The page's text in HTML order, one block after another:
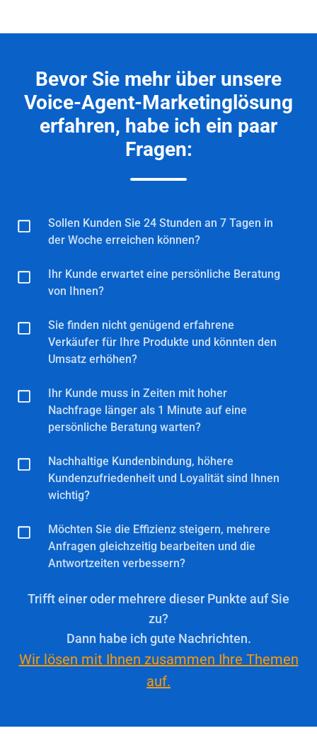
Bevor Sie mehr über unsere
Voice-Agent-Marketinglösung
erfahren, habe ich ein paar
Fragen:
Sollen Kunden Sie 24 Stunden an 7 Tagen in
der Woche erreichen können?
Sollen
Kunden
24
an
Tagen
der
Woche
können?
Ihr Kunde erwartet eine persönliche Beratung
von Ihnen?
Ihr
Kunde
eine
persönliche
von
Ihnen?
Sie finden nicht genügend erfahrene
Verkäufer für Ihre Produkte und könnten den
Umsatz erhöhen?
Sie
finden
genügend
erfahrene
Verkäufer
Ihre
Produkte
könnten
Umsatz
Ihr Kunde muss in Zeiten mit hoher
Nachfrage länger als 1 Minute auf eine
persönliche Beratung warten?
Ihr
Kunde
in
Zeiten
Nachfrage
länger
eine
Nachhaltige Kundenbindung, höhere
Kundenzufriedenheit und Loyalität sind Ihnen
wichtig?
Nachhaltige
Kundenbindung,
höhere
Kundenzufriedenheit
und
Loyalität
Ihnen
Möchten Sie die Effizienz steigern, mehrere
Anfragen gleichzeitig bearbeiten und die
Antwortzeiten verbessern?
Möchten
Effizienz
Anfragen
gleichzeitig
die
Trifft einer oder mehrere dieser Punkte auf Sie
zu?
Dann habe ich gute Nachrichten.
Wir lösen mit Ihnen zusammen Ihre Themen
auf.